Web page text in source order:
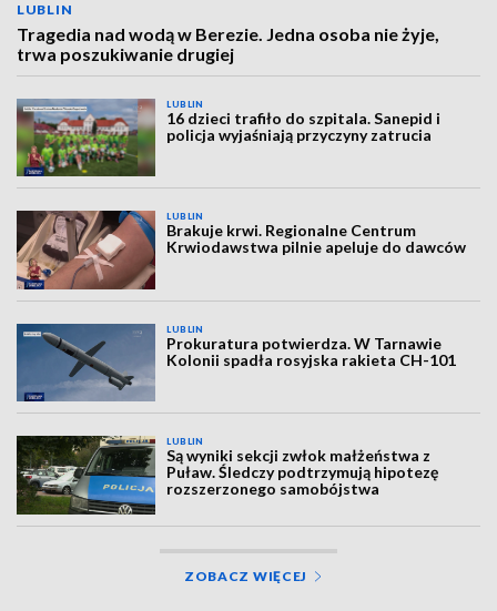
LUBLIN
Tragedia nad wodą w Berezie. Jedna osoba nie żyje,
trwa poszukiwanie drugiej
LUBLIN
16 dzieci trafiło do szpitala. Sanepid i
policja wyjaśniają przyczyny zatrucia
LUBLIN
Brakuje krwi. Regionalne Centrum
Krwiodawstwa pilnie apeluje do dawców
LUBLIN
Prokuratura potwierdza. W Tarnawie
Kolonii spadła rosyjska rakieta CH-101
LUBLIN
Są wyniki sekcji zwłok małżeństwa z
Puław. Śledczy podtrzymują hipotezę
rozszerzonego samobójstwa
ZOBACZ WIĘCEJ